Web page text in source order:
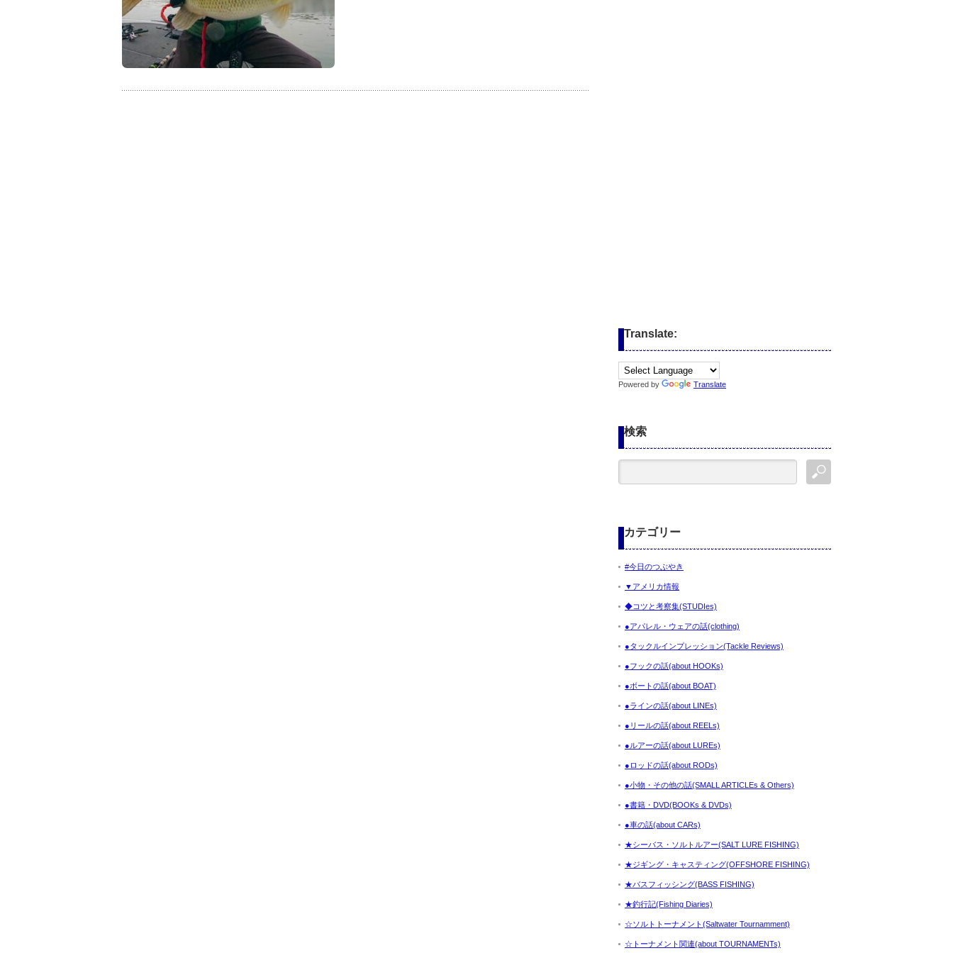
Translate:
Powered by Translate
検索
カテゴリー
#今日のつぶやき
▼アメリカ情報
◆コツと考察集(STUDIes)
●アパレル・ウェアの話(clothing)
●タックルインプレッション(Tackle Reviews)
●フックの話(about HOOKs)
●ボートの話(about BOAT)
●ラインの話(about LINEs)
●リールの話(about REELs)
●ルアーの話(about LUREs)
●ロッドの話(about RODs)
●小物・その他の話(SMALL ARTICLEs & Others)
●書籍・DVD(BOOKs & DVDs)
●車の話(about CARs)
★シーバス・ソルトルアー(SALT LURE FISHING)
★ジギング・キャスティング(OFFSHORE FISHING)
★バスフィッシング(BASS FISHING)
★釣行記(Fishing Diaries)
☆ソルトトーナメント(Saltwater Tournamment)
☆トーナメント関連(about TOURNAMENTs)